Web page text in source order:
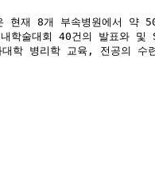
현재 8개 부속병원에서 약
학술대회 40건의 발표와
대학 병리학 교육, 전공의